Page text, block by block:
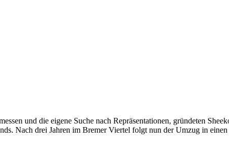
und die eigene Suche nach Repräsentationen, gründeten
Nach drei Jahren im Bremer Viertel folgt nun der Umzug in